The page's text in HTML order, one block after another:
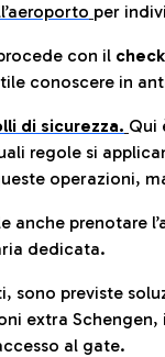
per
con il
conoscere in
di sicurezza. Qui
regole si
operazioni,
anche prenotare
dedicata.
sono previste
extra
al gate.